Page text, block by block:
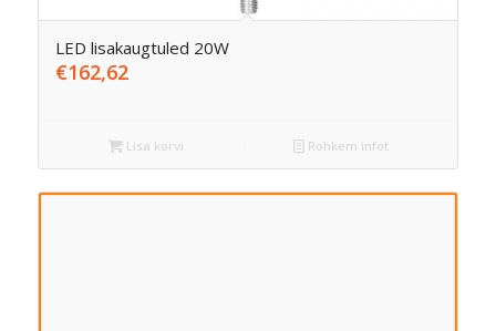
LED lisakaugtuled 20W
€162,62
Lisa korvi Rohkem infot